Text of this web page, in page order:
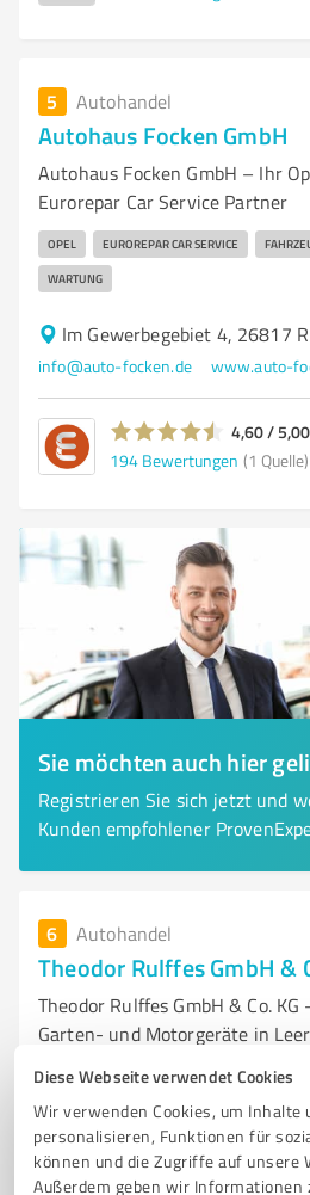
Diese Webseite verwendet Cookies
Wir verwenden Cookies, um Inhalte
personalisieren, Funktionen für
können und die Zugriffe auf unsere
Außerdem geben wir Informationen
5 Autohandel
Autohaus Focken GmbH
Autohaus Focken GmbH – Ihr
Eurorepar Car Service Partner
OPEL EUROREPAR CAR SERVICE
WARTUNG
Im Gewerbegebiet 4, 26817
info@auto-focken.de www.auto-
4,60 / 5,00
194 Bewertungen (1 Quelle)
Sie möchten auch hier
Registrieren Sie sich jetzt und
Kunden empfohlener
6 Autohandel
Theodor Rulffes GmbH &
Theodor Rulffes GmbH & Co.
Garten- und Motorgeräte in Leer
GARTEN- UND MOTORGERÄTE BERATUNG
ZUBEHÖR STIHL FACHHÄNDLER
Hauptstraße 63, 26789 Leer